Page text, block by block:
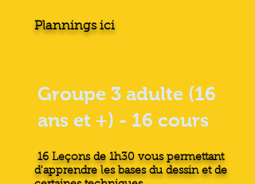
Plannings ici
Groupe 3 adulte (16
ans et +) - 16 cours
16 Leçons de 1h30 vous permettant
d'apprendre les bases du dessin et de